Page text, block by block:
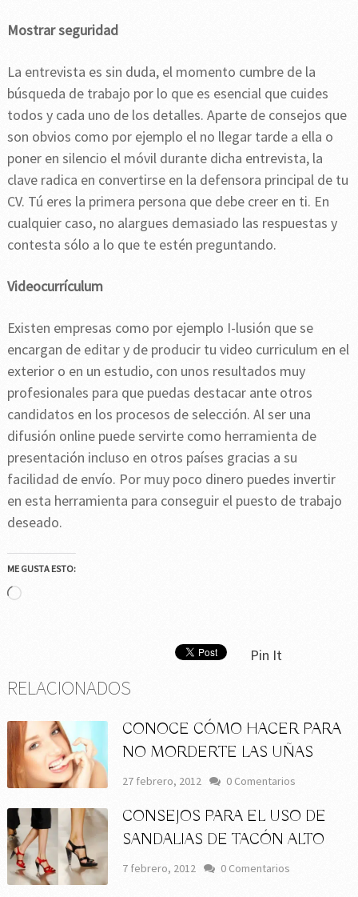
Mostrar seguridad
La entrevista es sin duda, el momento cumbre de la
búsqueda de trabajo por lo que es esencial que cuides
todos y cada uno de los detalles. Aparte de consejos que
son obvios como por ejemplo el no llegar tarde a ella o
poner en silencio el móvil durante dicha entrevista, la
clave radica en convertirse en la defensora principal de tu
CV. Tú eres la primera persona que debe creer en ti. En
cualquier caso, no alargues demasiado las respuestas y
contesta sólo a lo que te estén preguntando.
Videocurrículum
Existen empresas como por ejemplo I-lusión que se
encargan de editar y de producir tu video curriculum en el
exterior o en un estudio, con unos resultados muy
profesionales para que puedas destacar ante otros
candidatos en los procesos de selección. Al ser una
difusión online puede servirte como herramienta de
presentación incluso en otros países gracias a su
facilidad de envío. Por muy poco dinero puedes invertir
en esta herramienta para conseguir el puesto de trabajo
deseado.
ME GUSTA ESTO:
Cargando...
Pin It
RELACIONADOS
CONOCE CÓMO HACER PARA
NO MORDERTE LAS UÑAS
27 febrero, 2012 0 Comentarios
CONSEJOS PARA EL USO DE
SANDALIAS DE TACÓN ALTO
7 febrero, 2012 0 Comentarios